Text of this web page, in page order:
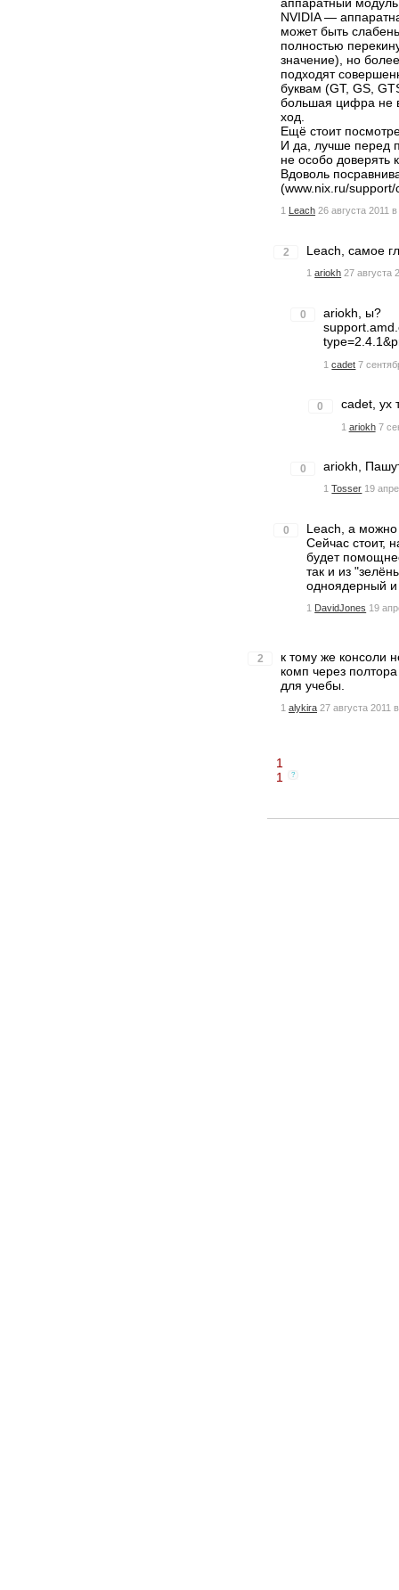
NVIDIA —
может быть
полностью
значение), но
подходят
буквам (GT, GS,
большая цифра не
ход.
Ещё стоит
И да, лучше перед
не особо доверять
Вдоволь
(www.nix.ru/
1 Leach 26 августа 2011
2 Leach, самое
1 ariokh 27 августа
0
ariokh, ы?
1 cadet 7
0 cadet, ух
1 ariokh 7
0 ariokh,
1 Tosser 19
0
Leach, а
Сейчас стоит,
будет
так и из
одноядерный и
1 DavidJones 19
2
к тому же консоли
комп через
для учебы.
1 alykira 27 августа 2011
1
1
?